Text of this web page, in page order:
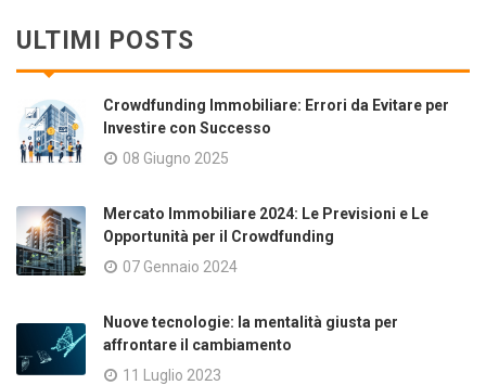
ULTIMI POSTS
Crowdfunding Immobiliare: Errori da Evitare per
Investire con Successo
08 Giugno 2025
Mercato Immobiliare 2024: Le Previsioni e Le
Opportunità per il Crowdfunding
07 Gennaio 2024
Nuove tecnologie: la mentalità giusta per
affrontare il cambiamento
11 Luglio 2023